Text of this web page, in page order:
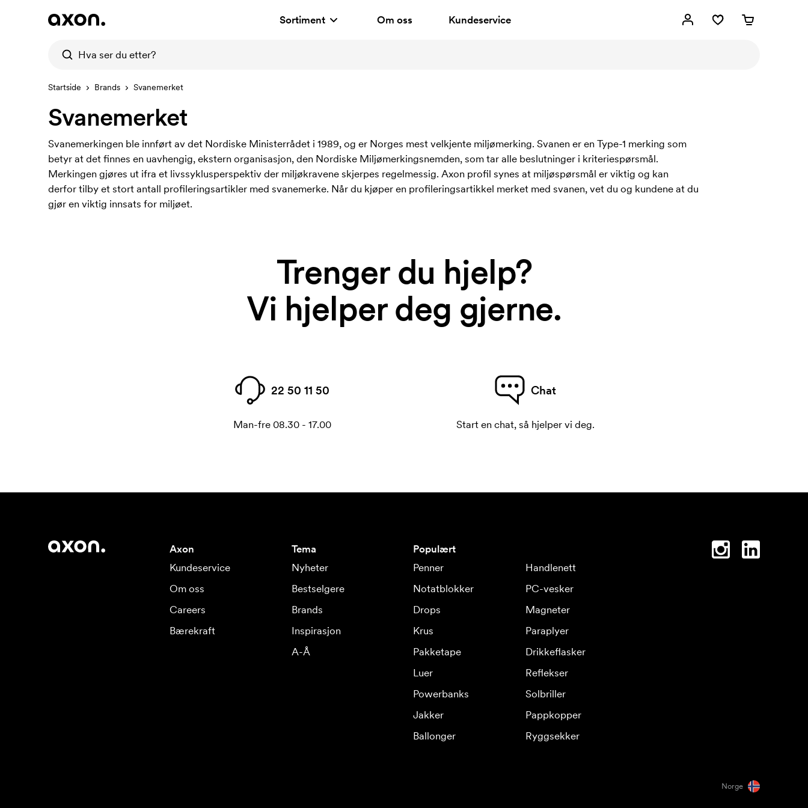
Sortiment Om oss Kundeservice
Startside Brands Svanemerket
Svanemerket
Svanemerkingen ble innført av det Nordiske Ministerrådet i 1989, og er Norges mest velkjente miljømerking. Svanen er en Type-1 merking som
betyr at det finnes en uavhengig, ekstern organisasjon, den Nordiske Miljømerkingsnemden, som tar alle beslutninger i kriteriespørsmål.
Merkingen gjøres ut ifra et livssyklusperspektiv der miljøkravene skjerpes regelmessig. Axon profil synes at miljøspørsmål er viktig og kan
derfor tilby et stort antall profileringsartikler med svanemerke. Når du kjøper en profileringsartikkel merket med svanen, vet du og kundene at du
gjør en viktig innsats for miljøet.
Trenger du hjelp?
Vi hjelper deg gjerne.
22 50 11 50
Man-fre 08.30 - 17.00
Chat
Start en chat, så hjelper vi deg.
Axon
Kundeservice
Om oss
Careers
Bærekraft
Tema
Nyheter
Bestselgere
Brands
Inspirasjon
A-Å
Populært
Penner
Handlenett
Notatblokker
PC-vesker
Drops
Magneter
Krus
Paraplyer
Pakketape
Drikkeflasker
Luer
Reflekser
Powerbanks
Solbriller
Jakker
Pappkopper
Ballonger
Ryggsekker
Norge